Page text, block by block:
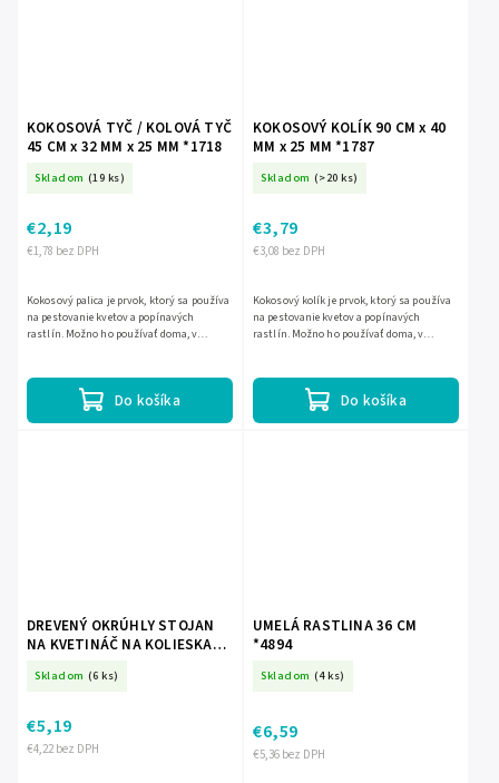
KOKOSOVÁ TYČ / KOLOVÁ TYČ
45 CM x 32 MM x 25 MM *1718
Skladom (19 ks)
€1,78 bez DPH
€2,19
Do košíka
Kokosový palica je prvok, ktorý sa používa
na pestovanie kvetov a popínavých
rastlín. Možno ho používať doma, v
KOKOSOVÝ KOLÍK 90 CM x 40
MM x 25 MM *1787
Skladom (>20 ks)
€3,08 bez DPH
€3,79
Do košíka
Kokosový kolík je prvok, ktorý sa používa
na pestovanie kvetov a popínavých
rastlín. Možno ho používať doma, v
DREVENÝ OKRÚHLY STOJAN
NA KVETINÁČ NA KOLIESKACH
Skladom (6 ks)
€4,22 bez DPH
€5,19
UMELÁ RASTLINA 36 CM
*4894
Skladom (4 ks)
€5,36 bez DPH
€6,59